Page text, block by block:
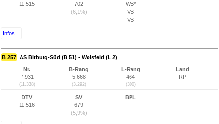
11.515
702
(6,1%)
WB*
VB
VB
Infos...
B 257 AS Bitburg-Süd (B 51) - Wolsfeld (L 2)
Nr.
7.931
(11.338)
B-Rang
5.668
(3.292)
L-Rang
464
(300)
Land
RP
DTV
11.516
SV
679
(5,9%)
BPL